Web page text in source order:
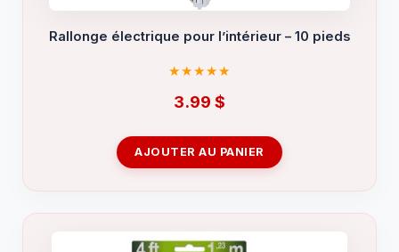
Rallonge électrique pour l’intérieur – 10 pieds
3.99 $
AJOUTER AU PANIER